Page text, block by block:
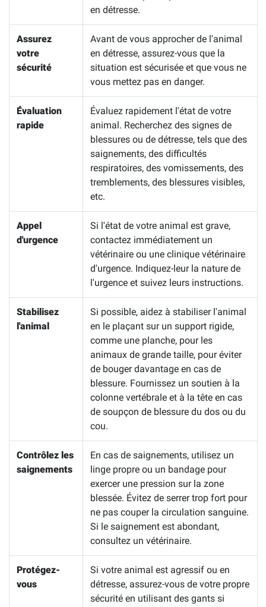
en détresse.
Assurez
votre
sécurité
Avant de vous approcher de l'animal
en détresse, assurez-vous que la
situation est sécurisée et que vous ne
vous mettez pas en danger.
Évaluation
rapide
Évaluez rapidement l'état de votre
animal. Recherchez des signes de
blessures ou de détresse, tels que des
saignements, des difficultés
respiratoires, des vomissements, des
tremblements, des blessures visibles,
etc.
Appel
d'urgence
Si l'état de votre animal est grave,
contactez immédiatement un
vétérinaire ou une clinique vétérinaire
d'urgence. Indiquez-leur la nature de
l'urgence et suivez leurs instructions.
Stabilisez
l'animal
Si possible, aidez à stabiliser l'animal
en le plaçant sur un support rigide,
comme une planche, pour les
animaux de grande taille, pour éviter
de bouger davantage en cas de
blessure. Fournissez un soutien à la
colonne vertébrale et à la tête en cas
de soupçon de blessure du dos ou du
cou.
Contrôlez les
saignements
En cas de saignements, utilisez un
linge propre ou un bandage pour
exercer une pression sur la zone
blessée. Évitez de serrer trop fort pour
ne pas couper la circulation sanguine.
Si le saignement est abondant,
consultez un vétérinaire.
Protégez-
vous
Si votre animal est agressif ou en
détresse, assurez-vous de votre propre
sécurité en utilisant des gants si